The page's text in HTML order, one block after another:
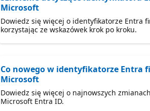
Microsoft
Dowiedz się więcej o identyfikatorze Entra
korzystając ze wskazówek krok po kroku.
Co nowego w identyfikatorze Entra
Microsoft
Dowiedz się więcej o najnowszych
Microsoft Entra ID.